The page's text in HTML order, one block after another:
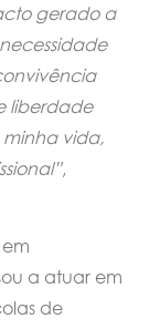
gerado a
liberdade
vida,
,
a atuar em
de